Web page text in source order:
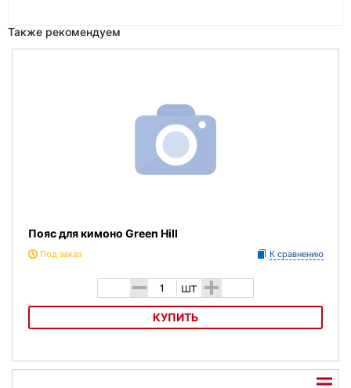
Также рекомендуем
Пояс для кимоно Green Hill
Под заказ К сравнению
- шт +
КУПИТЬ
Пояс для кимоно Green Hill